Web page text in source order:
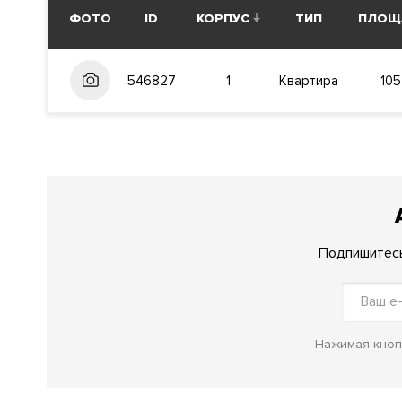
ФОТО ID КОРПУС ТИП
546827 1 Квартира
Нажимая